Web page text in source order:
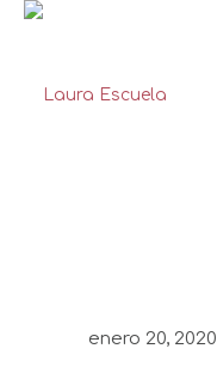
enero 20, 2020